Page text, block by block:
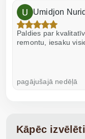
Umidjon
Paldies par
remontu, iesaku
pagājušajā nedēļā
Kāpēc